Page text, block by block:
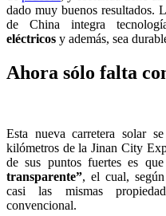
dado muy buenos resultados.
de China integra
eléctricos y además, sea
Ahora sólo falta
Esta nueva carretera solar
kilómetros de la Jinan City
de sus puntos fuertes es
transparente”, el cual,
casi las mismas
convencional.